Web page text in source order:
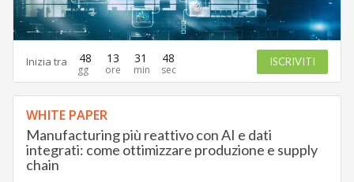
Inizia tra 48 13 31 47 ISCRIVITI
WHITE PAPER
Manufacturing più reattivo con AI e dati
integrati: come ottimizzare produzione e supply
chain